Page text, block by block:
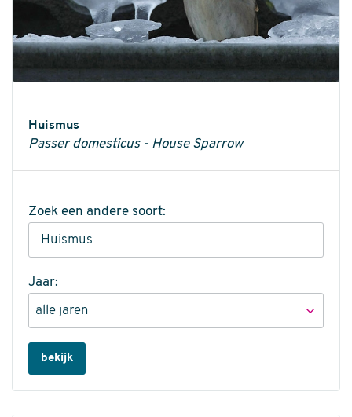
Huismus
Passer domesticus - House Sparrow
Zoek een andere soort:
Jaar:
bekijk